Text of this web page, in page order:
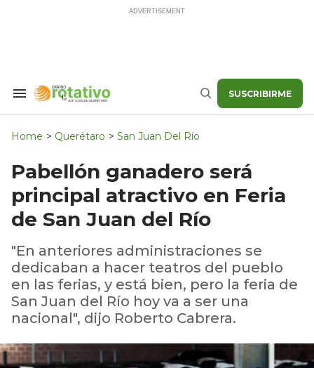
Search
Navigation
Buscar SUSCRIBIRME
Home > Querétaro > San Juan Del Río
Pabellón ganadero será
principal atractivo en Feria
de San Juan del Río
"En anteriores administraciones se
dedicaban a hacer teatros del pueblo
en las ferias, y está bien, pero la feria de
San Juan del Río hoy va a ser una
nacional", dijo Roberto Cabrera.